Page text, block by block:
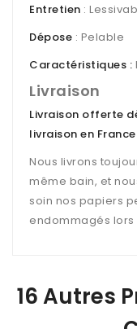
Entretien :
Dépose : Pelable
Caractéristiques :
Livraison
Livraison offerte
livraison en
Nous livrons
même bain, et
soin nos papiers
endommagés lors
16 Autres